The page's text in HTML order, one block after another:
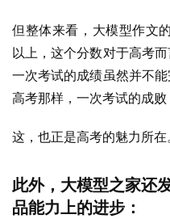
但整体来看，大模型作文
以上，这个分数对于高考
一次考试的成绩虽然并不
高考那样，一次考试的成败
这，也正是高考的魅力所在
此外，大模型之家还
品能力上的进步：